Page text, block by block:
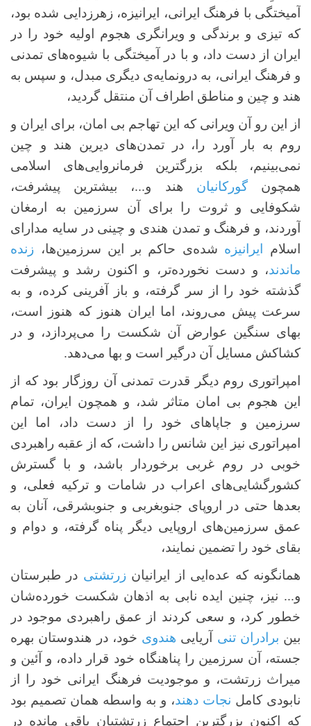
آمیختگی با فرهنگ ایرانی، ایرانیزه، زهرزدایی شده بود،
که تیزی و برندگی و ویرانگری هجوم اولیه خود را در
ایران از دست داد، و با در آمیختگی با شیوه‌های تمدنی
و فرهنگ ایرانی، به درونمایه‌ی دیگری مبدل، و سپس به
هند و چین و مناطق اطراف آن منتقل گردید،
از این رو آن ویرانی که این تهاجم بی امان، برای ایران و
روم به بار آورد را، در تمدن‌های دیرین هند و چین
نمی‌بینیم، بلکه بزرگترین فرمانروایی‌های اسلامی
همچونگورکانیان هند و...، بیشترین پیشرفت،
شکوفایی و ثروت را برای آن سرزمین به ارمغان
آوردند، و فرهنگ و تمدن هندی و چینی در سایه مدارای
اسلام
ایرانیزه شده‌ی حاکم بر این سرزمین‌ها، زنده
ماندند، و دست نخورده‌تر، و اکنون رشد و پیشرفت
گذشته خود را از سر گرفته، و باز آفرینی کرده، و به
سرعت پیش می‌روند، اما ایران هنوز که هنوز است،
بهای سنگین عوارض آن شکست را می‌پردازد، و در
کشاکش مسایل آن درگیر است و بها می‌دهد.
امپراتوری روم دیگر قدرت تمدنی آن روزگار بود که از
این هجوم بی امان متاثر شد، و همچون ایران، تمام
سرزمین‌ و جاپا‌های خود را از دست داد، اما این
امپراتوری نیز این شانس را داشت، که از عقبه راهبردی
خوبی در روم غربی برخوردار باشد، و با گسترش
کشورگشایی‌های اعراب در شامات و ترکیه فعلی، و
بعدها حتی در اروپای جنوبغربی و جنوبشرقی، آنان به
عمق سرزمین‌های اروپایی دیگر پناه گرفته، و دوام و
بقای خود را تضمین نمایند،
همانگونه که عده‌ایی از ایرانیان زرتشتی در طبرستان
و... نیز، چنین ایده نابی به اذهان شکست خورده‌شان
خطور کرد، و سعی کردند از عمق راهبردی موجود در
بین برادران تنی آریایی هندوی خود، در هندوستان بهره
جسته، آن سرزمین را پناهنگاه خود قرار داده، و آئین و
میراث زرتشت، و موجودیت فرهنگ ایرانی خود را از
نابودی کامل نجات دهند، و به واسطه همان تصمیم بود
که اکنون بزرگترین اجتماع زرتشتیان باقی مانده در